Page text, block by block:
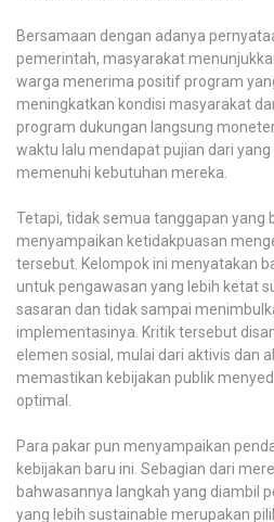
Bersamaan dengan adanya
pemerintah, masyarakat
warga menerima positif program
meningkatkan kondisi masyarakat
program dukungan langsung
waktu lalu mendapat pujian dari
memenuhi kebutuhan mereka.
Tetapi, tidak semua tanggapan yang
menyampaikan ketidakpuasan
tersebut. Kelompok ini menyatakan
untuk pengawasan yang lebih ketat
sasaran dan tidak sampai
implementasinya. Kritik tersebut
elemen sosial, mulai dari aktivis dan
memastikan kebijakan publik
optimal.
Para pakar pun menyampaikan
kebijakan baru ini. Sebagian dari
bahwasannya langkah yang diambil
yang lebih sustainable merupakan